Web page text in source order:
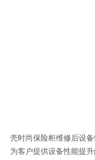
壳时尚保险柜维修后设
为客户提供设备性能提